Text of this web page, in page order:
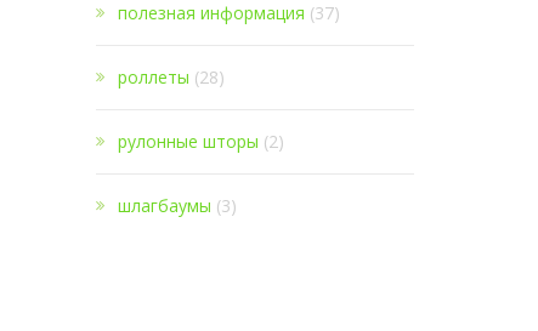
полезная информация (37)
роллеты (28)
рулонные шторы (2)
шлагбаумы (3)